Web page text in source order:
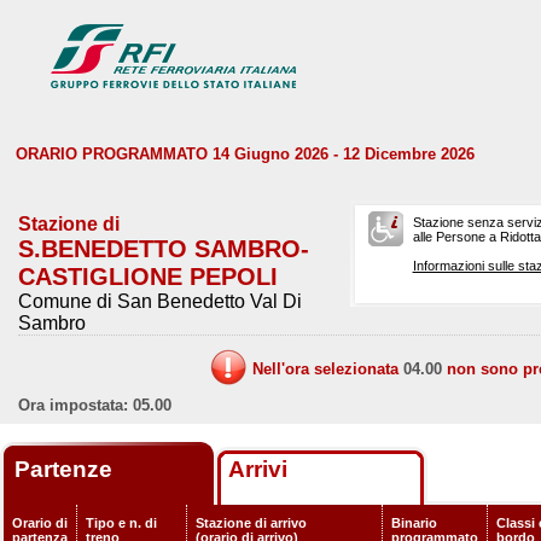
ORARIO PROGRAMMATO 14 Giugno 2026 - 12 Dicembre 2026
Stazione di
S.BENEDETTO SAMBRO-
CASTIGLIONE PEPOLI
Comune di San Benedetto Val Di
Sambro
Stazione senza
alle Persone a
Informazioni sulle
Nell'ora selezionata 04.00 non sono
Ora impostata: 05.00
Partenze Arrivi
Orario di
partenza
Tipo e n. di
treno
Stazione di arrivo
(orario di arrivo)
Binario
programmato
Classi
bordo